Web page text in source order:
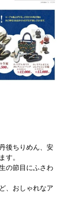
後ちりめん、安
す。
の節目にふさわ
、おしゃれなア